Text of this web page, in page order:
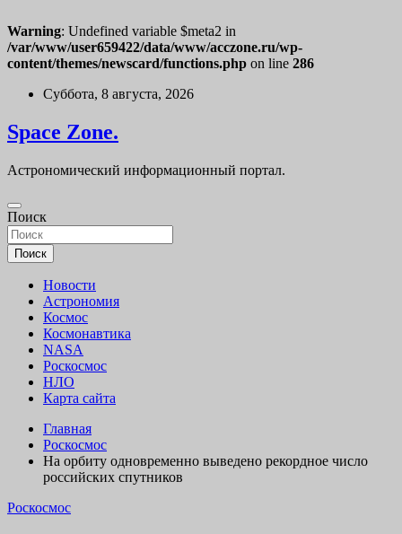
Warning: Undefined variable $meta2 in
/var/www/user659422/data/www/acczone.ru/wp-
content/themes/newscard/functions.php on line 286
Перейти
содержимому
Суббота, 8 августа, 2026
Space Zone.
Астрономический информационный портал.
Поиск
Поиск
Новости
Астрономия
Космос
Космонавтика
NASA
Роскосмос
НЛО
Карта сайта
Главная
Роскосмос
На орбиту одновременно выведено рекордное число
российских спутников
Роскосмос